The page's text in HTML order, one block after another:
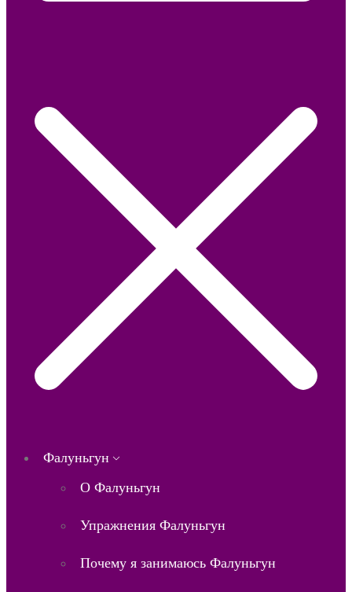
Фалуньгун
О Фалуньгун
Упражнения Фалуньгун
Почему я занимаюсь Фалуньгун